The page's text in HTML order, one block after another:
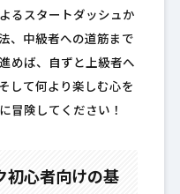
るスタートダッシュか
、中級者への道筋まで
めば、自ずと上級者へ
して何より楽しむ心を
冒険してください！
初心者向けの基